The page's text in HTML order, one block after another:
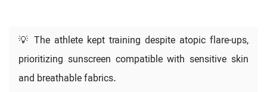
💡 The athlete kept training despite atopic flare-ups,
prioritizing sunscreen compatible with sensitive skin
and breathable fabrics.